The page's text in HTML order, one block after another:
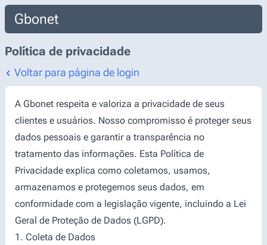
Gbonet
Política de privacidade
Voltar para página de login
A Gbonet respeita e valoriza a privacidade de seus
clientes e usuários. Nosso compromisso é proteger seus
dados pessoais e garantir a transparência no
tratamento das informações. Esta Política de
Privacidade explica como coletamos, usamos,
armazenamos e protegemos seus dados, em
conformidade com a legislação vigente, incluindo a Lei
Geral de Proteção de Dados (LGPD).
1. Coleta de Dados